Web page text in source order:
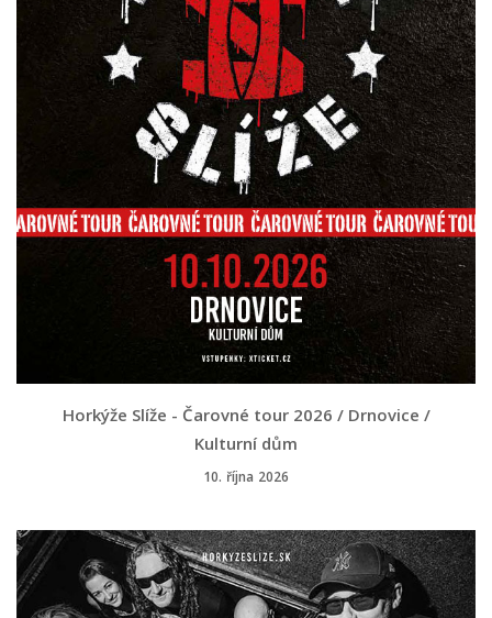
Horkýže Slíže - Čarovné tour 2026 / Drnovice /
Kulturní dům
10. října 2026